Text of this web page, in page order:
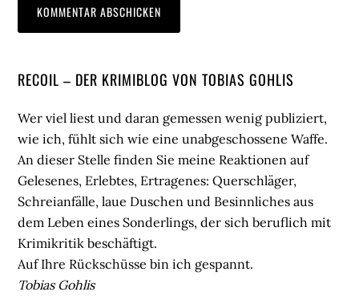
Seitenspalte
RECOIL – DER KRIMIBLOG VON TOBIAS GOHLIS
Wer viel liest und daran gemessen wenig publiziert,
wie ich, fühlt sich wie eine unabgeschossene Waffe.
An dieser Stelle finden Sie meine Reaktionen auf
Gelesenes, Erlebtes, Ertragenes: Querschläger,
Schreianfälle, laue Duschen und Besinnliches aus
dem Leben eines Sonderlings, der sich beruflich mit
Krimikritik beschäftigt.
Auf Ihre Rückschüsse bin ich gespannt.
Tobias Gohlis